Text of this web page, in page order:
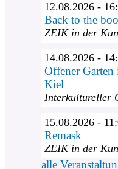
12.08.2026 -
Back to the
ZEIK in der
14.08.2026 -
Offener
Kiel
Interkultureller
15.08.2026 -
Remask
ZEIK in der
alle